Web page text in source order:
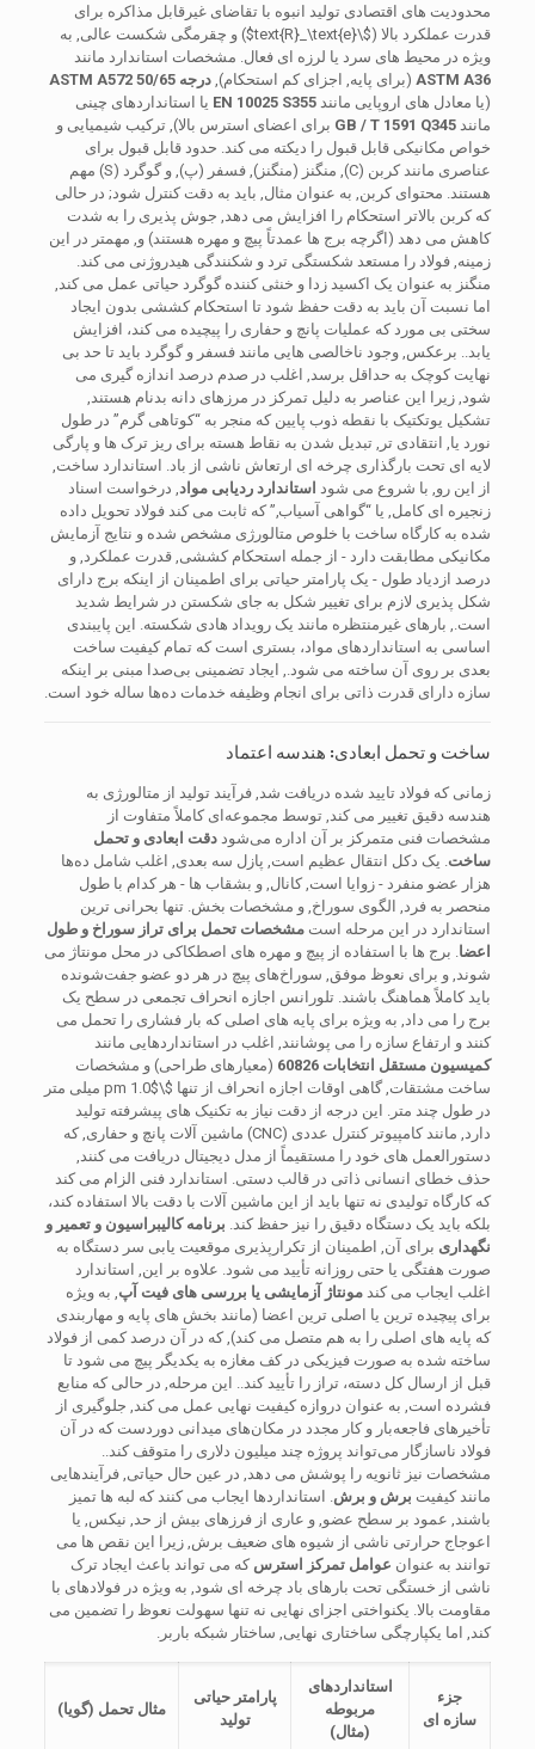
محدودیت های اقتصادی تولید انبوه با تقاضای غیرقابل مذاکره برای
قدرت عملکرد بالا ($\text{R}_\text{e}$
) و چقرمگی شکست عالی, به
ویژه در محیط های سرد یا لرزه ای فعال. مشخصات استاندارد مانند
ASTM A36 (برای پایه, اجزای کم استحکام), درجه ASTM A572 50/65
(یا معادل های اروپایی مانند EN 10025 S355 یا استانداردهای چینی
مانند GB / T 1591 Q345 برای اعضای استرس بالا), ترکیب شیمیایی و
خواص مکانیکی قابل قبول را دیکته می کند. حدود قابل قبول برای
عناصری مانند کربن (C), منگنز (منگنز), فسفر (پ), و گوگرد (S) مهم
هستند. محتوای کربن, به عنوان مثال, باید به دقت کنترل شود; در حالی
که کربن بالاتر استحکام را افزایش می دهد, جوش پذیری را به شدت
کاهش می دهد (اگرچه برج ها عمدتاً پیچ و مهره هستند) و, مهمتر در این
زمینه, فولاد را مستعد شکستگی ترد و شکنندگی هیدروژنی می کند.
منگنز به عنوان یک اکسید زدا و خنثی کننده گوگرد حیاتی عمل می کند,
اما نسبت آن باید به دقت حفظ شود تا استحکام کششی بدون ایجاد
سختی بی مورد که عملیات پانچ و حفاری را پیچیده می کند، افزایش
یابد.. برعکس, وجود ناخالصی هایی مانند فسفر و گوگرد باید تا حد بی
نهایت کوچک به حداقل برسد, اغلب در صدم درصد اندازه گیری می
شود, زیرا این عناصر به دلیل تمرکز در مرزهای دانه بدنام هستند,
تشکیل یوتکتیک با نقطه ذوب پایین که منجر به “کوتاهی گرم” در طول
نورد یا, انتقادی تر, تبدیل شدن به نقاط هسته برای ریز ترک ها و پارگی
لایه ای تحت بارگذاری چرخه ای ارتعاش ناشی از باد. استاندارد ساخت,
از این رو, با شروع می شود استاندارد ردیابی مواد, درخواست اسناد
زنجیره ای کامل, یا “گواهی آسیاب,” که ثابت می کند فولاد تحویل داده
شده به کارگاه ساخت با خلوص متالورژی مشخص شده و نتایج آزمایش
مکانیکی مطابقت دارد - از جمله استحکام کششی, قدرت عملکرد, و
درصد ازدیاد طول - یک پارامتر حیاتی برای اطمینان از اینکه برج دارای
شکل پذیری لازم برای تغییر شکل به جای شکستن در شرایط شدید
است., بارهای غیرمنتظره مانند یک رویداد هادی شکسته. این پایبندی
اساسی به استانداردهای مواد، بستری است که تمام کیفیت ساخت
بعدی بر روی آن ساخته می شود., ایجاد تضمینی بی‌صدا مبنی بر اینکه
سازه دارای قدرت ذاتی برای انجام وظیفه خدمات ده‌ها ساله خود است.
ساخت و تحمل ابعادی: هندسه اعتماد
زمانی که فولاد تایید شده دریافت شد, فرآیند تولید از متالورژی به
هندسه دقیق تغییر می کند, توسط مجموعه‌ای کاملاً متفاوت از
مشخصات فنی متمرکز بر آن اداره می‌شود دقت ابعادی و تحمل
ساخت . یک دکل انتقال عظیم است, پازل سه بعدی, اغلب شامل ده‌ها
هزار عضو منفرد - زوایا است, کانال, و بشقاب ها - هر کدام با طول
منحصر به فرد, الگوی سوراخ, و مشخصات بخش. تنها بحرانی ترین
استاندارد در این مرحله است مشخصات تحمل برای تراز سوراخ و طول
اعضا . برج ها با استفاده از پیچ و مهره های اصطکاکی در محل مونتاژ می
شوند, و برای نعوظ موفق, سوراخ‌های پیچ در هر دو عضو جفت‌شونده
باید کاملاً هماهنگ باشند. تلورانس اجازه انحراف تجمعی در سطح یک
برج را می داد, به ویژه برای پایه های اصلی که بار فشاری را تحمل می
کنند و ارتفاع سازه را می پوشانند, اغلب در استانداردهایی مانند
کمیسیون مستقل انتخابات 60826
(معیارهای طراحی) و مشخصات
ساخت مشتقات, گاهی اوقات اجازه انحراف از تنها $\pm 1.0$
میلی متر
در طول چند متر. این درجه از دقت نیاز به تکنیک های پیشرفته تولید
دارد, مانند کامپیوتر کنترل عددی (CNC) ماشین آلات پانچ و حفاری, که
دستورالعمل های خود را مستقیماً از مدل دیجیتال دریافت می کنند,
حذف خطای انسانی ذاتی در قالب دستی. استاندارد فنی الزام می کند
که کارگاه تولیدی نه تنها باید از این ماشین آلات با دقت بالا استفاده کند،
بلکه باید یک دستگاه دقیق را نیز حفظ کند. برنامه کالیبراسیون و تعمیر و
نگهداری برای آن, اطمینان از تکرارپذیری موقعیت یابی سر دستگاه به
صورت هفتگی یا حتی روزانه تأیید می شود. علاوه بر این, استاندارد
اغلب ایجاب می کند مونتاژ آزمایشی یا بررسی های فیت آپ , به ویژه
برای پیچیده ترین یا اصلی ترین اعضا (مانند بخش های پایه و مهاربندی
که پایه های اصلی را به هم متصل می کند), که در آن درصد کمی از فولاد
ساخته شده به صورت فیزیکی در کف مغازه به یکدیگر پیچ می شود تا
قبل از ارسال کل دسته، تراز را تأیید کند.. این مرحله, در حالی که منابع
فشرده است, به عنوان دروازه کیفیت نهایی عمل می کند, جلوگیری از
تأخیرهای فاجعه‌بار و کار مجدد در مکان‌های میدانی دوردست که در آن
فولاد ناسازگار می‌تواند پروژه چند میلیون دلاری را متوقف کند..
مشخصات نیز ثانویه را پوشش می دهد, در عین حال حیاتی, فرآیندهایی
مانند کیفیت برش و برش . استانداردها ایجاب می کنند که لبه ها تمیز
باشند, عمود بر سطح عضو, و عاری از فرزهای بیش از حد, نیکس, یا
اعوجاج حرارتی ناشی از شیوه های ضعیف برش, زیرا این نقص ها می
توانند به عنوان عوامل تمرکز استرس که می تواند باعث ایجاد ترک
ناشی از خستگی تحت بارهای باد چرخه ای شود, به ویژه در فولادهای با
مقاومت بالا. یکنواختی اجزای نهایی نه تنها سهولت نعوظ را تضمین می
کند, اما یکپارچگی ساختاری نهایی, ساختار شبکه باربر.
جزء
سازه ای
استانداردهای
مربوطه
(مثال)
پارامتر حیاتی
تولید
مثال تحمل (گویا)